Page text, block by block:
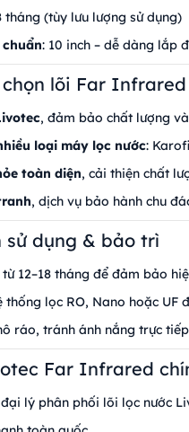
tháng (tùy lưu lượng sử dụng)
: 10 inch – dễ dàng lắp
chọn lõi Far
, đảm bảo chất lượng
loại máy lọc nước:
toàn diện, cải thiện chất
, dịch vụ bảo hành chu
sử dụng & bảo trì
12–18 tháng để đảm bảo
thống lọc RO, Nano hoặc UF
ráo, tránh ánh nắng trực
Far Infrared
lý phân phối lõi lọc nước